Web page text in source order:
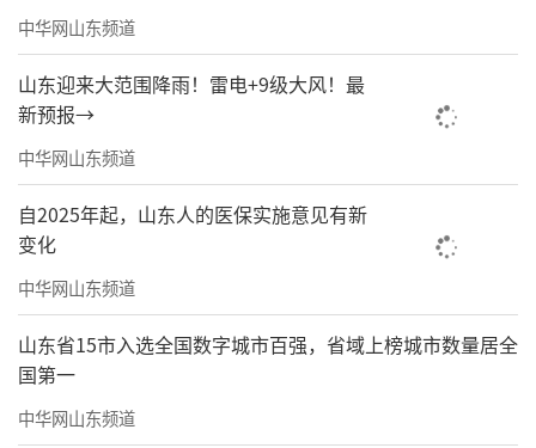
中华网山东频道
山东迎来大范围降雨！雷电+9级大风！最
新预报→
中华网山东频道
自2025年起，山东人的医保实施意见有新
变化
中华网山东频道
山东省15市入选全国数字城市百强，省域上榜城市数量居全
国第一
中华网山东频道